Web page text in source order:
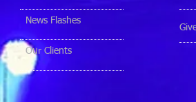
News Flashes
Our Clients